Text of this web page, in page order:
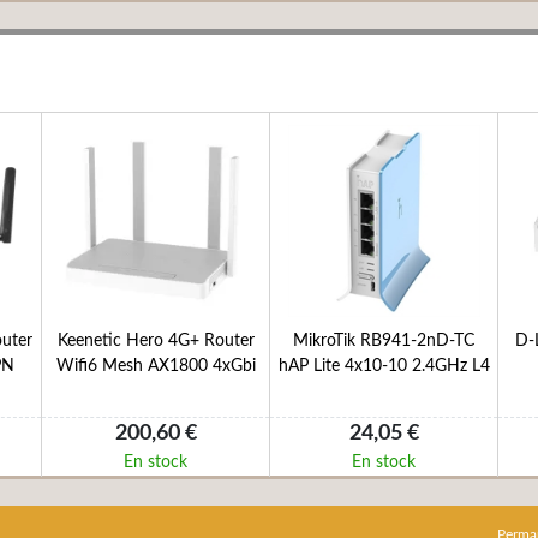
Keenetic Hero 4G+ Router
Wifi6 Mesh AX1800 4xGbi
200,60 €
En stock
MikroTik RB941-2nD-TC
hAP Lite 4x10-10 2.4GHz L4
24,05 €
En stock
D-